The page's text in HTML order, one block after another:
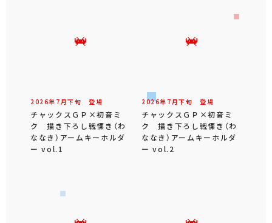
2026年 7 月下旬 登場
チャックスＧＰ×初音ミ
ク 描き下ろし戦慄き（わ
ななき）アームキーホルダ
ー vol.1
2026年 7 月下旬 登場
チャックスＧＰ×初音ミ
ク 描き下ろし戦慄き（わ
ななき）アームキーホルダ
ー vol.2